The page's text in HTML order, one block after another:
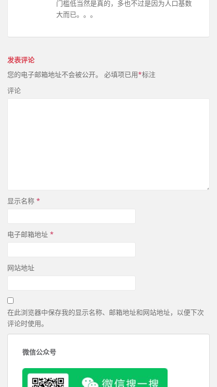
门槛低当然是真的，多也不过是因为人口基数
大而已。。。
发表评论
您的电子邮箱地址不会被公开。 必填项已用*标注
评论
显示名称 *
电子邮箱地址 *
网站地址
在此浏览器中保存我的显示名称、邮箱地址和网站地址，以便下次
评论时使用。
微信公众号